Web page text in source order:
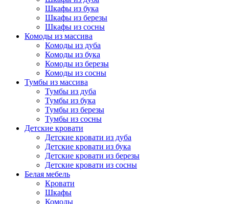
Шкафы из бука
Шкафы из березы
Шкафы из сосны
Комоды из массива
Комоды из дуба
Комоды из бука
Комоды из березы
Комоды из сосны
Тумбы из массива
Тумбы из дуба
Тумбы из бука
Тумбы из березы
Тумбы из сосны
Детские кровати
Детские кровати из дуба
Детские кровати из бука
Детские кровати из березы
Детские кровати из сосны
Белая мебель
Кровати
Шкафы
Комоды